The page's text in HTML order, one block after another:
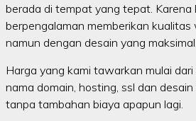
berada di tempat yang tepat.
berpengalaman memberikan
namun dengan desain yang maksimal.
Harga yang kami tawarkan mulai
nama domain, hosting, ssl dan
tanpa tambahan biaya apapun lagi.